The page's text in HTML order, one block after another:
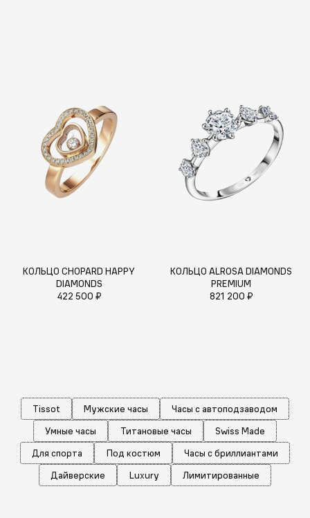
КОЛЬЦО CHOPARD HAPPY
DIAMONDS
422 500 ₽
КОЛЬЦО ALROSA DIAMONDS
PREMIUM
821 200 ₽
Tissot Мужские часы
Часы с автоподзаводом
Умные часы
Титановые часы
Swiss Made
Для спорта
Под костюм
Часы с бриллиантами
Дайверские
Luxury Лимитированные